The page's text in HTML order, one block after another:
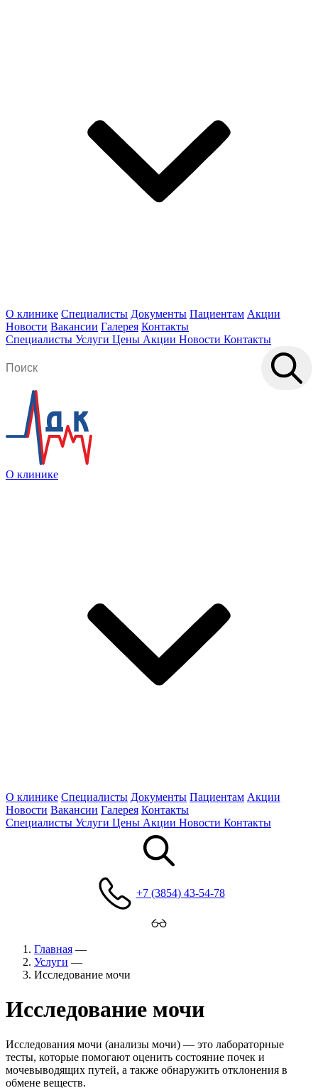
О клинике Специалисты Документы Пациентам Акции
Новости Вакансии Галерея Контакты
Специалисты Услуги Цены Акции Новости Контакты
О клинике
О клинике Специалисты Документы Пациентам Акции
Новости Вакансии Галерея Контакты
Специалисты Услуги Цены Акции Новости Контакты
+7 (3854) 43-54-78
Главная —
Услуги —
Исследование мочи
Исследование мочи
Исследования мочи (анализы мочи) — это лабораторные
тесты, которые помогают оценить состояние почек и
мочевыводящих путей, а также обнаружить отклонения в
обмене веществ.